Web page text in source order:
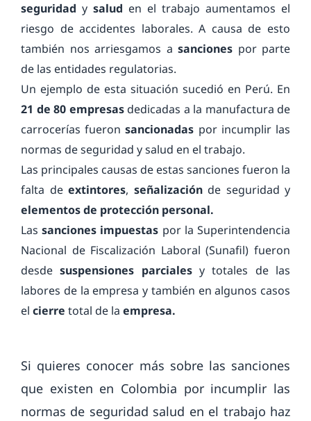
seguridad y salud en el trabajo aumentamos el
riesgo de accidentes laborales. A causa de esto
también nos arriesgamos a sanciones por parte
de las entidades regulatorias.
Un ejemplo de esta situación sucedió en Perú. En
21 de 80 empresasdedicadas a la manufactura de
carrocerías fueronsancionadas por incumplir las
normas de seguridad y salud en el trabajo.
Las principales causas de estas sanciones fueron la
falta de extintores, señalizaciónde seguridad y
elementos de protección personal.
Lassanciones impuestas por la Superintendencia
Nacional de Fiscalización Laboral (Sunafil) fueron
desdesuspensiones parcialesy totales de las
labores de la empresa y también en algunos casos
el cierre total de la empresa.
Si quieres conocer más sobre las sanciones
que existen en Colombia por incumplir las
normas de seguridad salud en el trabajo haz